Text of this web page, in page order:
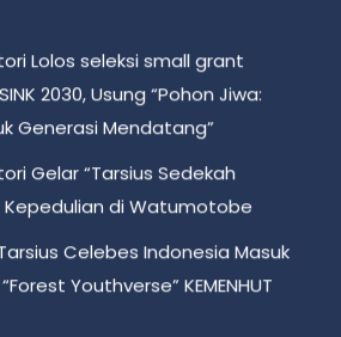
Lolos seleksi small grant
2030, Usung “Pohon Jiwa:
Generasi Mendatang”
Gelar “Tarsius Sedekah
Kepedulian di Watumotobe
Celebes Indonesia Masuk
Youthverse” KEMENHUT